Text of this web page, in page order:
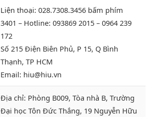
Liện thoại: 028.7308.3456 bấm phím
3401 – Hotline: 093869 2015 – 0964 239
172
Số 215 Điện Biên Phủ, P 15, Q Bình
Thạnh, TP HCM
Email: hiu@hiu.vn
Địa chỉ: Phòng B009, Tòa nhà B, Trường
Đại học Tôn Đức Thắng, 19 Nguyễn Hữu